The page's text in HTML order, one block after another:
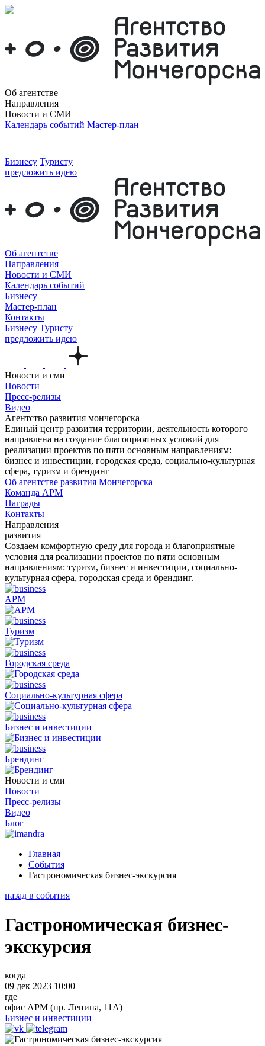
Об агентстве
Направления
Новости и СМИ
Календарь событий Мастер-план
Бизнесу Туристу
предложить идею
Об агентстве
Направления
Новости и СМИ
Календарь событий
Бизнесу
Мастер-план
Контакты
Бизнесу Туристу
предложить идею
Новости и сми
Новости
Пресс-релизы
Видео
Агентство развития мончегорска
Единый центр развития территории, деятельность которого
направлена на создание благоприятных условий для
реализации проектов по пяти основным направлениям:
бизнес и инвестиции, городская среда, социально-культурная
сфера, туризм и брендинг
Об агентстве развития Мончегорска
Команда АРМ
Награды
Контакты
Направления
развития
Создаем комфортную среду для города и благоприятные
условия для реализации проектов по пяти основным
направлениям: туризм, бизнес и инвестиции, социально-
культурная сфера, городская среда и брендинг.
АРМ
Туризм
Городская среда
Социально-культурная сфера
Бизнес и инвестиции
Брендинг
Новости и сми
Новости
Пресс-релизы
Видео
Блог
Главная
События
Гастрономическая бизнес-экскурсия
назад в события
Гастрономическая бизнес-
экскурсия
когда
09 дек 2023 10:00
где
офис АРМ (пр. Ленина, 11А)
Бизнес и инвестиции